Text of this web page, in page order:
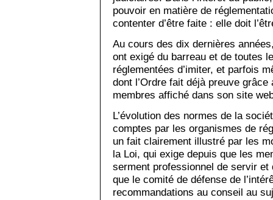
pouvoir en matière de
contenter d’être faite : elle doit
Au cours des dix dernières
ont exigé du barreau et de toutes
réglementées d’imiter, et parfois
dont l’Ordre fait déjà preuve
membres affiché dans son site
L’évolution des normes de la
comptes par les organismes de
un fait clairement illustré par les
la Loi, qui exige depuis que les
serment professionnel de servir et
que le comité de défense de
recommandations au conseil au